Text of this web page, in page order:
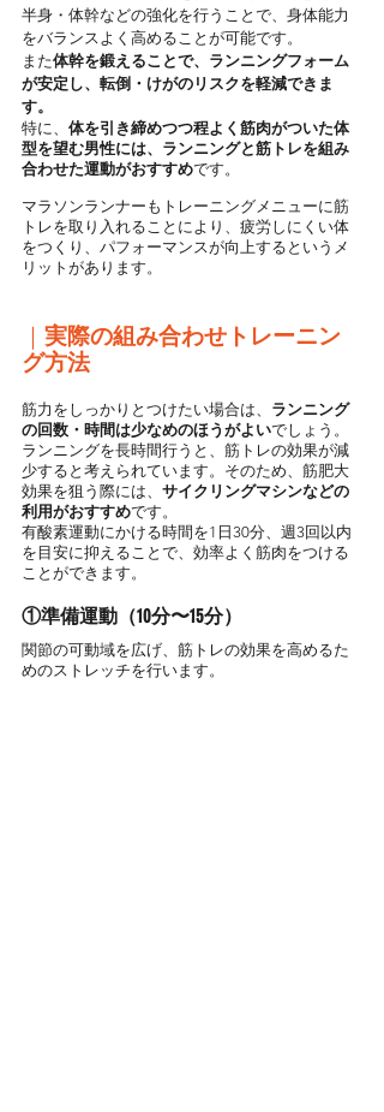
半身・体幹などの強化を行うことで、身体能力
をバランスよく高めることが可能です。
また体幹を鍛えることで、ランニングフォーム
が安定し、転倒・けがのリスクを軽減できま
す。
特に、 体を引き締めつつ程よく筋肉がついた体
型を望む男性には、ランニングと筋トレを組み
合わせた運動がおすすめです。
マラソンランナーもトレーニングメニューに筋
トレを取り入れることにより、疲労しにくい体
をつくり、パフォーマンスが向上するというメ
リットがあります。
｜ 実際の組み合わせトレーニン
グ方法
筋力をしっかりとつけたい場合は、 ランニング
の回数・時間は少なめのほうがよいでしょう。
ランニングを長時間行うと、筋トレの効果が減
少すると考えられています。そのため、筋肥大
効果を狙う際には、 サイクリングマシンなどの
利用がおすすめです。
有酸素運動にかける時間を1日30分、週3回以内
を目安に抑えることで、効率よく筋肉をつける
ことができます。
①準備運動（10分〜15分）
関節の可動域を広げ、筋トレの効果を高めるた
めのストレッチを行います。